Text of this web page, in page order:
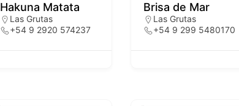
Hakuna Matata
Las Grutas
+54 9 2920 574237
Brisa de Mar
Las Grutas
+54 9 299 5480170